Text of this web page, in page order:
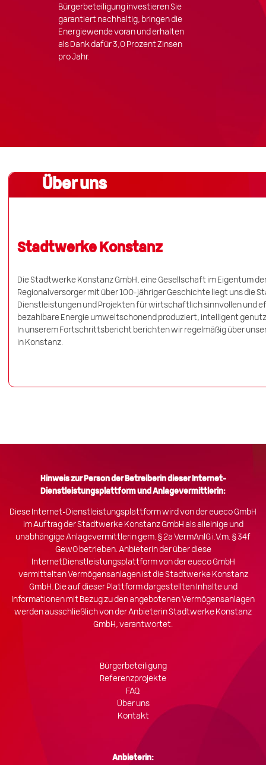
Bürgerbeteiligung investieren Sie
garantiert nachhaltig, bringen die
Energiewende voran und erhalten
als Dank dafür 3,0 Prozent Zinsen
pro Jahr.
Über uns
Stadtwerke Konstanz
Die Stadtwerke Konstanz GmbH, eine Gesellschaft im Eigentum
Regionalversorger mit über 100-jähriger Geschichte liegt uns die
Dienstleistungen und Projekten für wirtschaftlich sinnvollen und
bezahlbare Energie umweltschonend produziert, intelligent
In unserem Fortschrittsbericht berichten wir regelmäßig über
in Konstanz.
Hinweis zur Person der Betreiberin dieser Internet-
Dienstleistungsplattform und Anlagevermittlerin:
Diese Internet-Dienstleistungsplattform wird von der eueco GmbH
im Auftrag der Stadtwerke Konstanz GmbH als alleinige und
unabhängige Anlagevermittlerin gem. § 2a VermAnlG i.V.m. § 34f
GewO betrieben. Anbieterin der über diese
InternetDienstleistungsplattform von der eueco GmbH
vermittelten Vermögensanlagen ist die Stadtwerke Konstanz
GmbH. Die auf dieser Plattform dargestellten Inhalte und
Informationen mit Bezug zu den angebotenen Vermögensanlagen
werden ausschließlich von der Anbieterin Stadtwerke Konstanz
GmbH, verantwortet.
Footer
Hauptnavigation
Bürgerbeteiligung
Referenzprojekte
FAQ
Über uns
Kontakt
Anbieterin: